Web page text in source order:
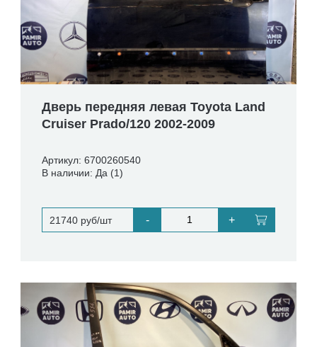
Дверь передняя левая Toyota Land
Cruiser Prado/120 2002-2009
Артикул: 6700260540
В наличии: Да (1)
21740 руб/шт - +